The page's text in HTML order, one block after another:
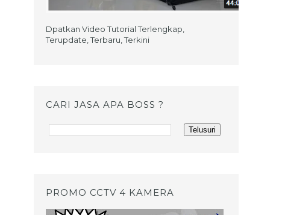
Dpatkan Video Tutorial Terlengkap,
Terupdate, Terbaru, Terkini
CARI JASA APA BOSS ?
PROMO CCTV 4 KAMERA